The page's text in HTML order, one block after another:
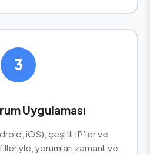
3
Uygulaması
iOS), çeşitli IP’ler ve
yorumları zamanlı ve